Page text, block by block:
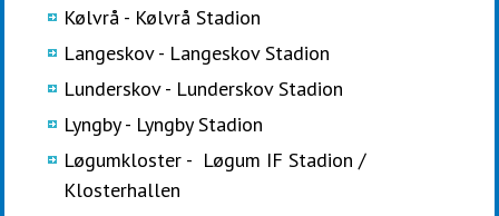
Kølvrå - Kølvrå Stadion
Langeskov - Langeskov Stadion
Lunderskov - Lunderskov Stadion
Lyngby - Lyngby Stadion
Løgumkloster - Løgum IF Stadion /
Klosterhallen